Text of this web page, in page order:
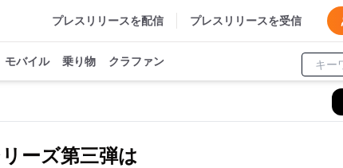
プレスリリースを配信 プレスリリースを受信
モバイル 乗り物 クラファン
ーズ第三弾は